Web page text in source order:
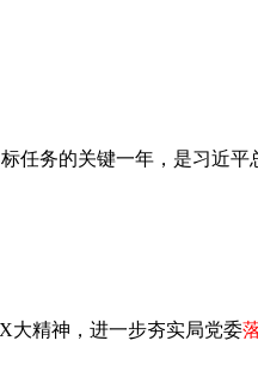
任务的关键一年，是习近平
大精神，进一步夯实局党委